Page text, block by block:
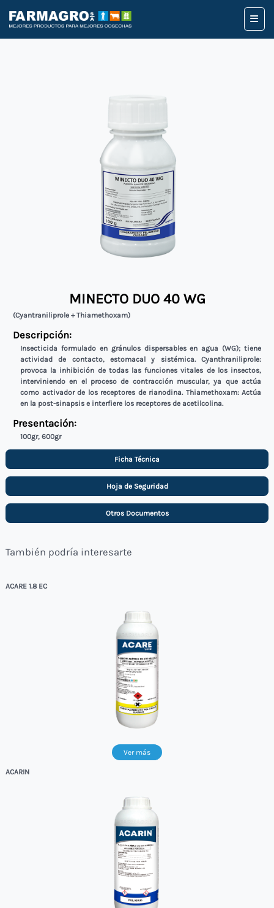
MINECTO DUO 40 WG
(Cyantraniliprole + Thiamethoxam)
Descripción:
Insecticida formulado en gránulos dispersables en agua (WG); tiene
actividad de contacto, estomacal y sistémica. Cyanthraniliprole:
provoca la inhibición de todas las funciones vitales de los insectos,
interviniendo en el proceso de contracción muscular, ya que actúa
como activador de los receptores de rianodina. Thiamethoxam: Actúa
en la post-sinapsis e interfiere los receptores de acetilcolina.
Presentación:
100gr, 600gr
Ficha Técnica
Hoja de Seguridad
Otros Documentos
También podría interesarte
ACARE 1.8 EC
Ver más
ACARIN